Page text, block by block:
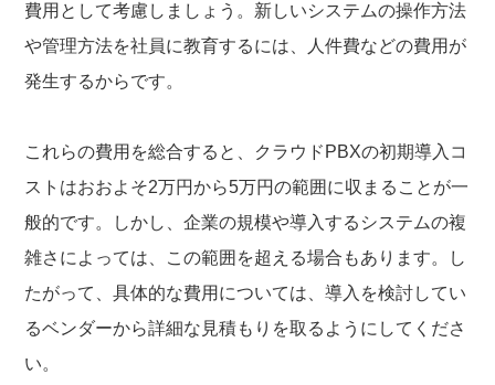
費用として考慮しましょう。新しいシステムの操作方法
や管理方法を社員に教育するには、人件費などの費用が
発生するからです。
これらの費用を総合すると、クラウドPBXの初期導入コ
ストはおおよそ2万円から5万円の範囲に収まることが一
般的です。しかし、企業の規模や導入するシステムの複
雑さによっては、この範囲を超える場合もあります。し
たがって、具体的な費用については、導入を検討してい
るベンダーから詳細な見積もりを取るようにしてくださ
い。